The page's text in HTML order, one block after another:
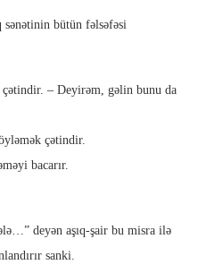
sənətinin bütün fəlsəfəsi
çətindir. – Deyirəm, gəlin bunu da
çətindir.
bacarır.
deyən aşıq-şair bu misra ilə
sanki.